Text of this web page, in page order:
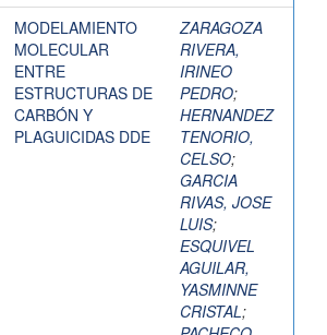
MODELAMIENTO
MOLECULAR
ENTRE
ESTRUCTURAS DE
CARBÓN Y
PLAGUICIDAS DDE
ZARAGOZA
RIVERA,
IRINEO
PEDRO;
HERNANDEZ
TENORIO,
CELSO;
GARCIA
RIVAS, JOSE
LUIS;
ESQUIVEL
AGUILAR,
YASMINNE
CRISTAL;